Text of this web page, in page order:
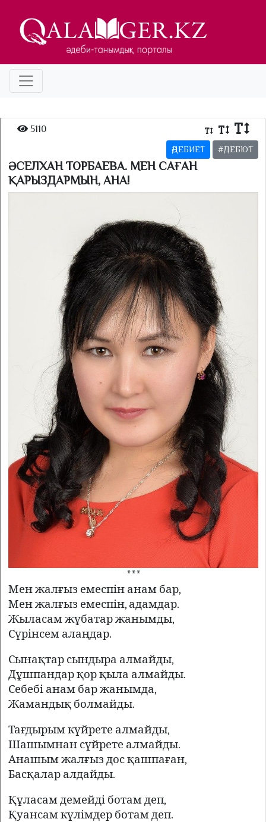
5110
ӘДЕБИЕТ #ДЕБЮТ
ӘСЕЛХАН ТОРБАЕВА. МЕН САҒАН
ҚАРЫЗДАРМЫН, АНА!
***
Мен жалғыз емеспін анам бар,
Мен жалғыз емеспін, адамдар.
Жыласам жұбатар жанымды,
Сүрінсем алаңдар.
Сынақтар сындыра алмайды,
Дұшпандар қор қыла алмайды.
Себебі анам бар жанымда,
Жамандық болмайды.
Тағдырым күйрете алмайды,
Шашымнан сүйрете алмайды.
Анашым жалғыз дос қашпаған,
Басқалар алдайды.
Құласам демейді ботам деп,
Қуансам күлімдер ботам деп.